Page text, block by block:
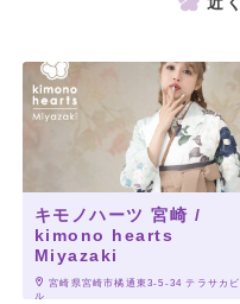
キモノハーツ 宮崎 /
kimono hearts
Miyazaki
宮崎県宮崎市橘通東3-5-34 テラサカビ
ル